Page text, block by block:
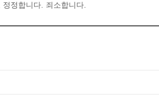
정합니다. 죄소합니다.